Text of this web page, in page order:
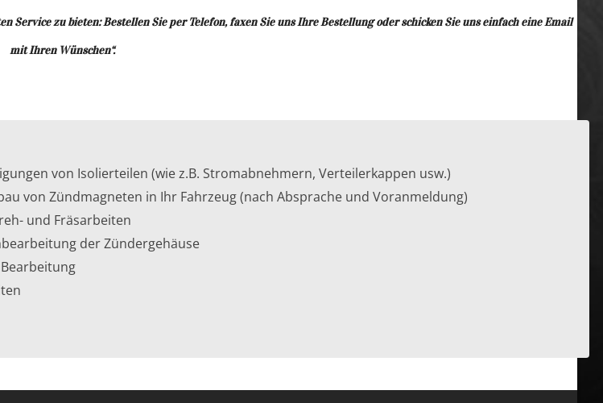
zu bieten: Bestellen Sie per Telefon, faxen Sie uns Ihre Bestellung oder schicken Sie uns einfach eine Email
mit Ihren Wünschen“.
von Isolierteilen (wie z.B. Stromabnehmern, Verteilerkappen usw.)
von Zündmagneten in Ihr Fahrzeug (nach Absprache und Voranmeldung)
und Fräsarbeiten
der Zündergehäuse